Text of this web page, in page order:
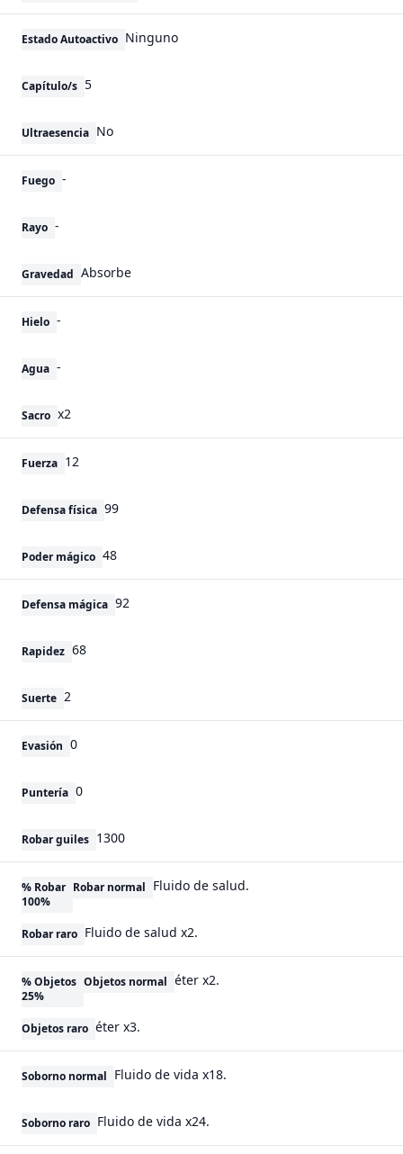
Estado Autoactivo Ninguno
Capítulo/s 5
Ultraesencia No
Fuego -
Rayo -
Gravedad Absorbe
Hielo -
Agua -
Sacro x2
Fuerza 12
Defensa física 99
Poder mágico 48
Defensa mágica 92
Rapidez 68
Suerte 2
Evasión 0
Puntería 0
Robar guiles 1300
% Robar
100%
Robar normal Fluido de salud.
Robar raro Fluido de salud x2.
% Objetos
25%
Objetos normal éter x2.
Objetos raro éter x3.
Soborno normal Fluido de vida x18.
Soborno raro Fluido de vida x24.